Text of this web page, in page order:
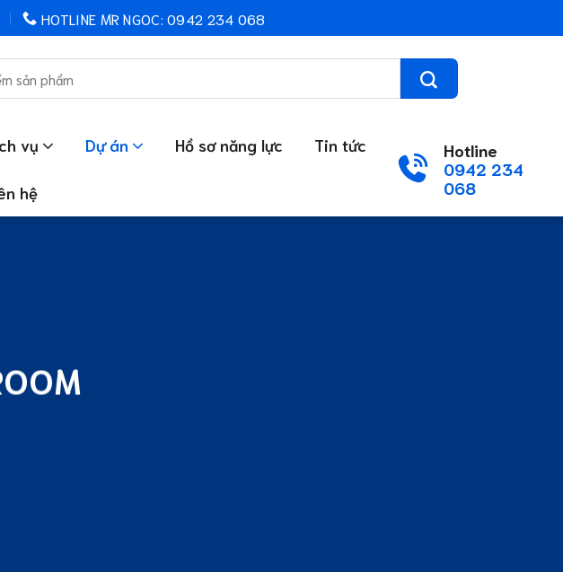
HOTLINE MR NGOC: 0942 234 068
vụ Dự án Hồ sơ năng lực Tin tức
hệ
Hotline
0942 234
068